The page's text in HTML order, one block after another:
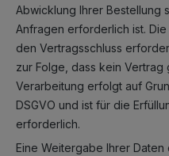
Abwicklung Ihrer Bestellung
Anfragen erforderlich ist.
den Vertragsschluss
zur Folge, dass kein
Verarbeitung erfolgt auf
DSGVO und ist für die
erforderlich.
Eine Weitergabe Ihrer